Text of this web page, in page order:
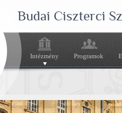
Budai Ciszterci
Intézmény Programok